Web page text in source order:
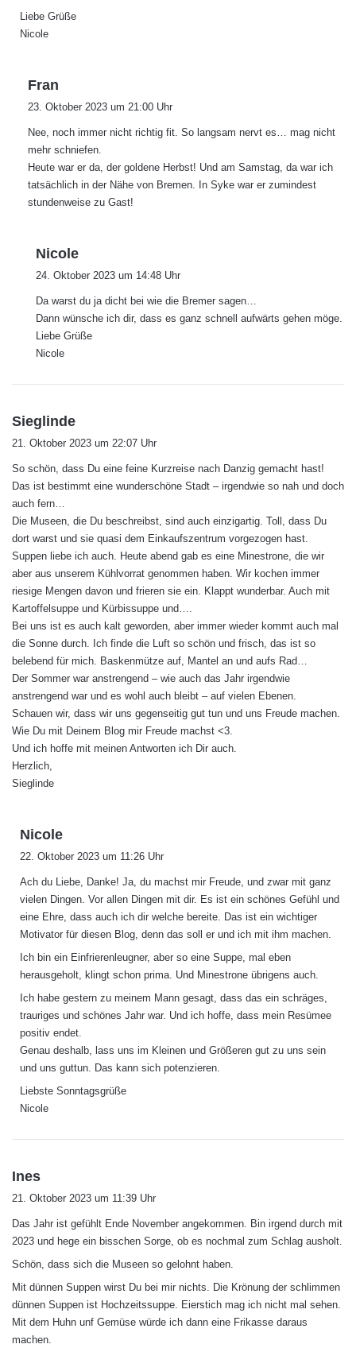
Liebe Grüße
Nicole
Fran
t
:
23. Oktober 2023 um 21:00 Uhr
Nee, noch immer nicht richtig fit. So langsam nervt es… mag nicht
mehr schniefen.
Heute war er da, der goldene Herbst! Und am Samstag, da war ich
tatsächlich in der Nähe von Bremen. In Syke war er zumindest
stundenweise zu Gast!
Nicole
t
:
24. Oktober 2023 um 14:48 Uhr
Da warst du ja dicht bei wie die Bremer sagen…
Dann wünsche ich dir, dass es ganz schnell aufwärts gehen möge.
Liebe Grüße
Nicole
Sieglinde
t
:
21. Oktober 2023 um 22:07 Uhr
So schön, dass Du eine feine Kurzreise nach Danzig gemacht hast!
Das ist bestimmt eine wunderschöne Stadt – irgendwie so nah und doch
auch fern…
Die Museen, die Du beschreibst, sind auch einzigartig. Toll, dass Du
dort warst und sie quasi dem Einkaufszentrum vorgezogen hast.
Suppen liebe ich auch. Heute abend gab es eine Minestrone, die wir
aber aus unserem Kühlvorrat genommen haben. Wir kochen immer
riesige Mengen davon und frieren sie ein. Klappt wunderbar. Auch mit
Kartoffelsuppe und Kürbissuppe und….
Bei uns ist es auch kalt geworden, aber immer wieder kommt auch mal
die Sonne durch. Ich finde die Luft so schön und frisch, das ist so
belebend für mich. Baskenmütze auf, Mantel an und aufs Rad…
Der Sommer war anstrengend – wie auch das Jahr irgendwie
anstrengend war und es wohl auch bleibt – auf vielen Ebenen.
Schauen wir, dass wir uns gegenseitig gut tun und uns Freude machen.
Wie Du mit Deinem Blog mir Freude machst <3.
Und ich hoffe mit meinen Antworten ich Dir auch.
Herzlich,
Sieglinde
Nicole
t
:
22. Oktober 2023 um 11:26 Uhr
Ach du Liebe, Danke! Ja, du machst mir Freude, und zwar mit ganz
vielen Dingen. Vor allen Dingen mit dir. Es ist ein schönes Gefühl und
eine Ehre, dass auch ich dir welche bereite. Das ist ein wichtiger
Motivator für diesen Blog, denn das soll er und ich mit ihm machen.
Ich bin ein Einfrierenleugner, aber so eine Suppe, mal eben
herausgeholt, klingt schon prima. Und Minestrone übrigens auch.
Ich habe gestern zu meinem Mann gesagt, dass das ein schräges,
trauriges und schönes Jahr war. Und ich hoffe, dass mein Resümee
positiv endet.
Genau deshalb, lass uns im Kleinen und Größeren gut zu uns sein
und uns guttun. Das kann sich potenzieren.
Liebste Sonntagsgrüße
Nicole
Ines
t
:
21. Oktober 2023 um 11:39 Uhr
Das Jahr ist gefühlt Ende November angekommen. Bin irgend durch mit
2023 und hege ein bisschen Sorge, ob es nochmal zum Schlag ausholt.
Schön, dass sich die Museen so gelohnt haben.
Mit dünnen Suppen wirst Du bei mir nichts. Die Krönung der schlimmen
dünnen Suppen ist Hochzeitssuppe. Eierstich mag ich nicht mal sehen.
Mit dem Huhn unf Gemüse würde ich dann eine Frikasse daraus
machen.